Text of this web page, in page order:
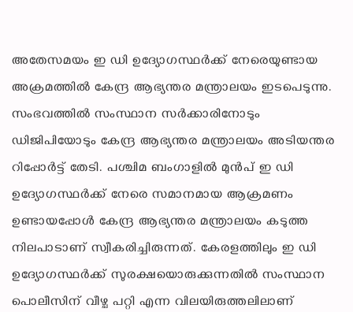
അതേസമയം ഇ ഡി ഉദ്യോഗസ്ഥർക്ക് നേരെയുണ്ടായ
അക്രമത്തിൽ കേന്ദ്ര ആഭ്യന്തര മന്ത്രാലയം ഇടപെടുന്നു.
സംഭവത്തിൽ സംസ്ഥാന സർക്കാരിനോടും
ഡിജിപിയോടും കേന്ദ്ര ആഭ്യന്തര മന്ത്രാലയം അടിയന്തര
റിപ്പോർട്ട് തേടി. പശ്ചിമ ബംഗാളിൽ മുൻപ് ഇ ഡി
ഉദ്യോഗസ്ഥർക്ക് നേരെ സമാനമായ ആക്രമണം
ഉണ്ടായപ്പോൾ കേന്ദ്ര ആഭ്യന്തര മന്ത്രാലയം കടുത്ത
നിലപാടാണ് സ്വീകരിച്ചിരുന്നത്. കേരളത്തിലും ഇ ഡി
ഉദ്യോഗസ്ഥർക്ക് സുരക്ഷയൊരുക്കുന്നതിൽ സംസ്ഥാന
പൊലീസിന് വീഴ്ച പറ്റി എന്ന വിലയിരുത്തലിലാണ്